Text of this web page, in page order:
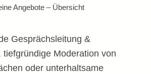
Angebote – Übersicht
Gesprächsleitung &
tiefgründige Moderation von
oder unterhaltsame